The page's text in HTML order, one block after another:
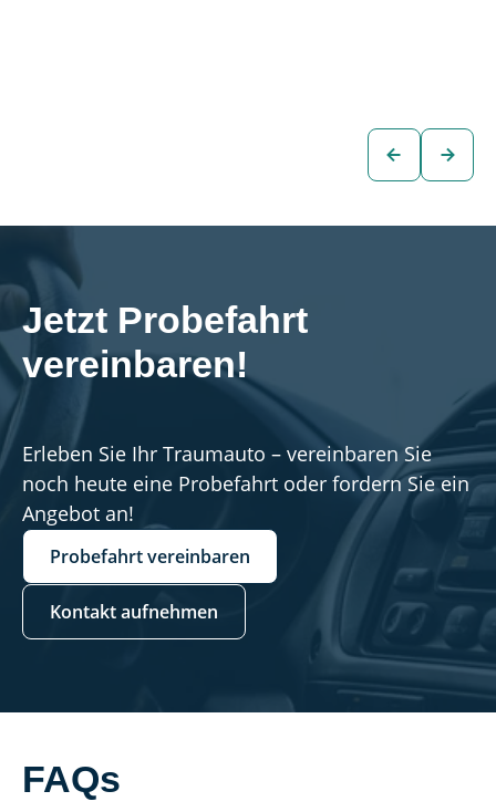
Fahrzeug
Jetzt Probefahrt
vereinbaren!
Erleben Sie Ihr Traumauto – vereinbaren Sie
noch heute eine Probefahrt oder fordern Sie ein
Angebot an!
Probefahrt vereinbaren
Kontakt aufnehmen
FAQs